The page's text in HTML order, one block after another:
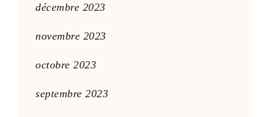
décembre 2023
novembre 2023
octobre 2023
septembre 2023